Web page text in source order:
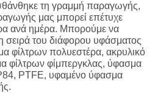
τη γραμμή παραγωγής,
μας μπορεί επέτυχε
ανά ημέρα. Μπορούμε να
σειρά του διάφορου υφάσματος
φίλτρων πολυεστέρα, ακρυλικό
φίλτρων φίμπεργκλας, ύφασμα
PTFE, υφαμένο ύφασμα